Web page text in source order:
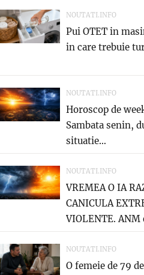
NOUTATI.INFO
Pui OTET in
in care trebuie
NOUTATI.INFO
Horoscop de
Sambata senin,
situatie…
NOUTATI.INFO
VREMEA O IA
CANICULA
VIOLENTE. ANM
NOUTATI.INFO
O femeie de 79